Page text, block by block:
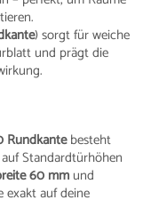
) sorgt für weiche
und prägt die
Rundkantebesteht
Standardtürhöhen
60 mm und
exakt auf deine